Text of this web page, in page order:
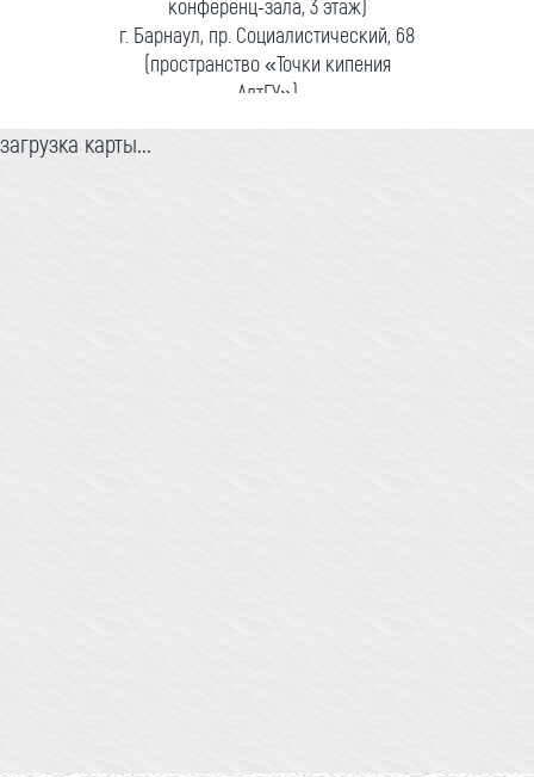
конференц-зала, 3 этаж)
г. Барнаул, пр. Социалистический, 68
(пространство «Точки кипения
АлтГУ»)
загрузка карты...